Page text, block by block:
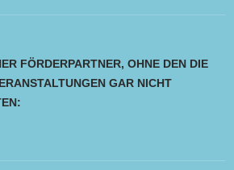
FÖRDERPARTNER, OHNE DEN DIE
GAR NICHT